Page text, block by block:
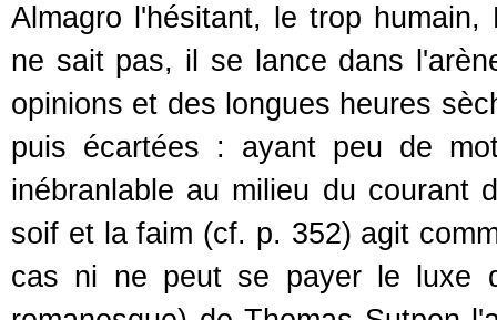
Almagro l'hésitant, le trop
ne sait pas, il se lance dans
opinions et des longues heures
puis écartées : ayant peu de
inébranlable au milieu du
soif et la faim (cf. p. 352) agit
cas ni ne peut se payer le luxe